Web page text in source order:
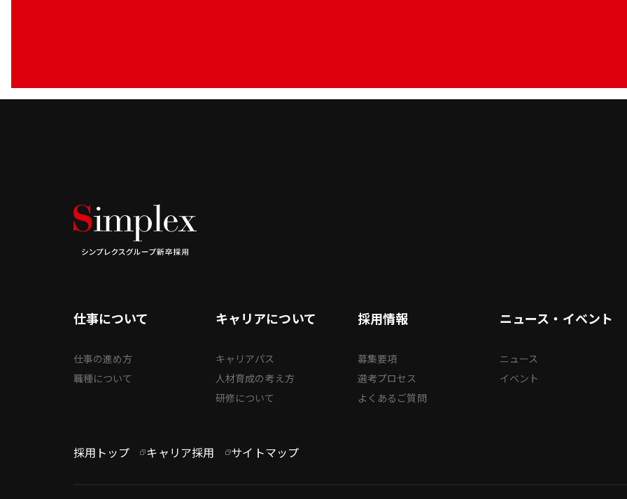
仕事について
仕事の進め方
職種について
キャリアについて
キャリアパス
人材育成の考え方
研修について
採用情報
募集要項
選考プロセス
よくあるご質問
ニュース・イベント
ニュース
イベント
採用トップ キャリア採用 サイトマップ